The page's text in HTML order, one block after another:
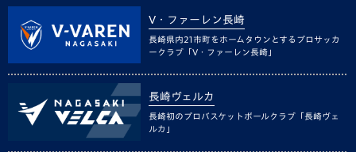
V・ファーレン長崎
長崎県内21市町をホームタウンとするプロサッカ
ークラブ「V・ファーレン長崎」
長崎ヴェルカ
長崎初のプロバスケットボールクラブ「長崎ヴェ
ルカ」